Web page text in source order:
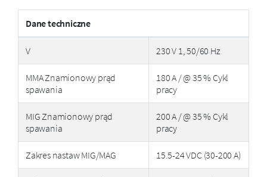
Dane techniczne
V 230 V 1, 50/60 Hz
MMA Znamionowy prąd
spawania
180 A / @ 35 % Cykl
pracy
MIG Znamionowy prąd
spawania
200 A / @ 35 % Cykl
pracy
Zakres nastaw MIG/MAG 15.5-24 VDC (30-200 A)